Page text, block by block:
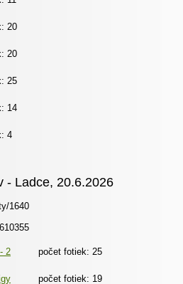
20
20
25
14
4
- Ladce, 20.6.2026
1640
2 počet fotiek: 25
počet fotiek: 19